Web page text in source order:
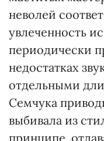
неволей
увлеченность
периодически
недостатках
отдельными
Семчука
выбивала из
принципе,